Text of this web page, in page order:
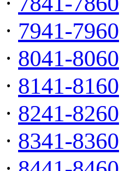
· 7941-7960
· 8041-8060
· 8141-8160
· 8241-8260
· 8341-8360